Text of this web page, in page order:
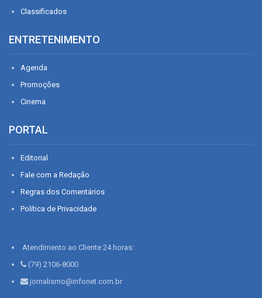
Classificados
ENTRETENIMENTO
Agenda
Promoções
Cinema
PORTAL
Editorial
Fale com a Redação
Regras dos Comentários
Política de Privacidade
Atendimento ao Cliente 24 horas:
(79) 2106-8000
jornalismo@infonet.com.br